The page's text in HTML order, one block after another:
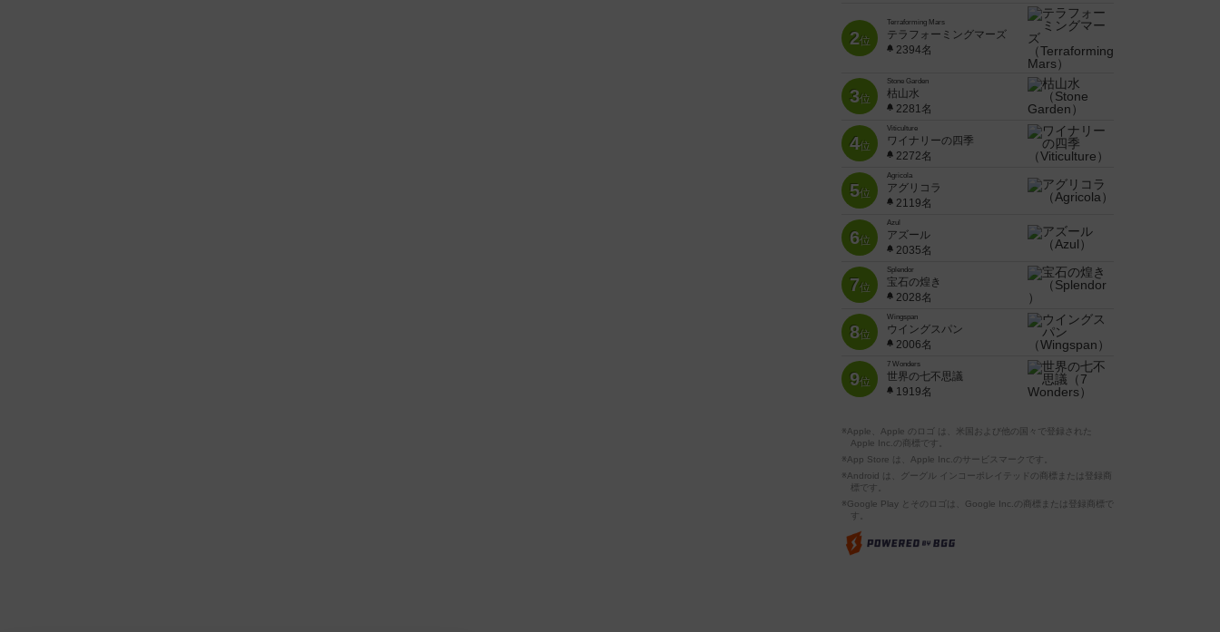
2位
Terraforming Mars
テラフォーミングマーズ
2394名
3位
Stone Garden
枯山水
2281名
4位
Viticulture
ワイナリーの四季
2272名
5位
Agricola
アグリコラ
2119名
6位
Azul
アズール
2035名
7位
Splendor
宝石の煌き
2028名
8位
Wingspan
ウイングスパン
2006名
9位
7 Wonders
世界の七不思議
1919名
※Apple、Apple のロゴ は、米国および他の国々で登録された
Apple Inc.の商標です。
※App Store は、Apple Inc.のサービスマークです。
※Android は、グーグル インコーポレイテッドの商標または登録商
標です。
※Google Play とそのロゴは、Google Inc.の商標または登録商標で
す。